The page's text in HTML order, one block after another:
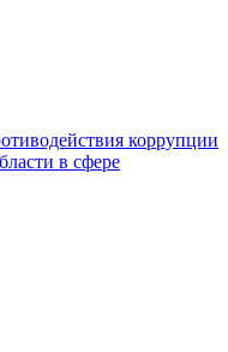
коррупции
в сфере